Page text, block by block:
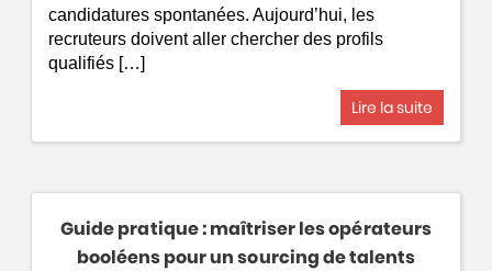
candidatures spontanées. Aujourd’hui, les
recruteurs doivent aller chercher des profils
qualifiés […]
Lire la suite
Guide pratique : maîtriser les opérateurs
booléens pour un sourcing de talents